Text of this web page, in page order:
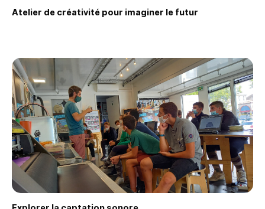
Faire une demande
Atelier de créativité pour imaginer le futur